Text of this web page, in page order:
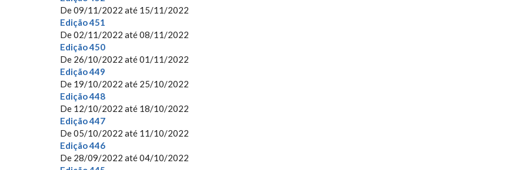
De09/11/2022 até 15/11/2022
Edição 451
De02/11/2022 até08/11/2022
Edição 450
De 26/10/2022 até01/11/2022
Edição 449
De 19/10/2022 até 25/10/2022
Edição 448
De 12/10/2022 até 18/10/2022
Edição 447
De05/10/2022 até 11/10/2022
Edição 446
De 28/09/2022 até04/10/2022